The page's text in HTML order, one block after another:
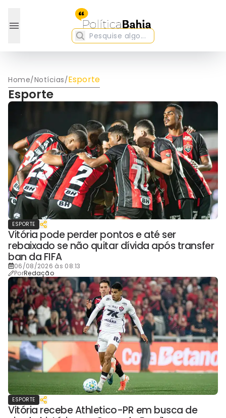
Home/Notícias/Esporte
Esporte
ESPORTE
Vitória pode perder pontos e até ser
rebaixado se não quitar dívida após transfer
ban da FIFA
06/08/2026 às 08:13
PorRedação
ESPORTE
Vitória recebe Athletico-PR em busca de